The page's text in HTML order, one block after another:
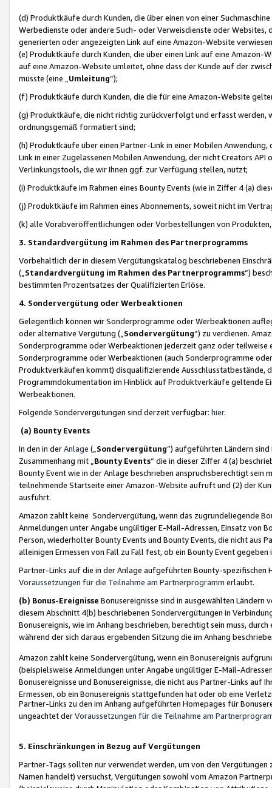
(d) Produktkäufe durch Kunden, die über einen von einer
Werbedienste oder andere Such- oder Verweisdienste oder Websites,
generierten oder angezeigten Link auf eine Amazon-Website
(e) Produktkäufe durch Kunden, die über einen Link auf eine
auf eine Amazon-Website umleitet, ohne dass der Kunde auf der
müsste (eine „ Umleitung“);
(f) Produktkäufe durch Kunden, die die für eine Amazon-Website
(g) Produktkäufe, die nicht richtig zurückverfolgt und erfasst werden,
ordnungsgemäß formatiert sind;
(h) Produktkäufe über einen Partner-Link in einer Mobilen
Link in einer Zugelassenen Mobilen Anwendung, der nicht Creators
Verlinkungstools, die wir Ihnen ggf. zur Verfügung stellen, nutzt;
(i) Produktkäufe im Rahmen eines Bounty Events (wie in Ziffer 4 (a)
(j) Produktkäufe im Rahmen eines Abonnements, soweit nicht im
(k) alle Vorabveröffentlichungen oder Vorbestellungen von
3. Standardvergütung im Rahmen des Partnerprogramms
Vorbehaltlich der in diesem Vergütungskatalog beschriebenen
(„ Standardvergütung im Rahmen des Partnerprogramms“)
bestimmten Prozentsatzes der Qualifizierten Erlöse.
4. Sondervergütung oder Werbeaktionen
Gelegentlich können wir Sonderprogramme oder Werbeaktionen
oder alternative Vergütung („ Sondervergütung”) zu verdienen.
Sonderprogramme oder Werbeaktionen jederzeit ganz oder
Sonderprogramme oder Werbeaktionen (auch Sonderprogramme
Produktverkäufen kommt) disqualifizierende Ausschlusstatbestände,
Programmdokumentation im Hinblick auf Produktverkäufe geltende
Werbeaktionen.
Folgende Sondervergütungen sind derzeit verfügbar: hier.
(a) Bounty Events
In den in derAnlage („ Sondervergütung“) aufgeführten Ländern
Zusammenhang mit „ Bounty Events“ die in dieser Ziffer 4 (a)
Bounty Event wie in der Anlage beschrieben anspruchsberechtigt sein
teilnehmende Startseite einer Amazon-Website aufruft und (2) der
ausführt.
Amazon zahlt keine Sondervergütung, wenn das zugrundeliegende
Anmeldungen unter Angabe ungültiger E-Mail-Adressen, Einsatz von
Person, wiederholter Bounty Events und Bounty Events, die nicht
alleinigen Ermessen von Fall zu Fall fest, ob ein Bounty Event
Partner-Links auf die in der Anlage aufgeführten Bounty-spezifischen
Voraussetzungen für die Teilnahme am Partnerprogramm erlaubt.
(b) Bonus-Ereignisse Bonusereignisse sind in ausgewählten Ländern
diesem Abschnitt 4(b) beschriebenen Sondervergütungen in
Bonusereignis, wie im Anhang beschrieben, berechtigt sein muss,
während der sich daraus ergebenden Sitzung die im Anhang
Amazon zahlt keine Sondervergütung, wenn ein Bonusereignis
(beispielsweise Anmeldungen unter Angabe ungültiger E-Mail-
Bonusereignisse und Bonusereignisse, die nicht aus Partner-Links auf
Ermessen, ob ein Bonusereignis stattgefunden hat oder ob eine
Partner-Links zu den im Anhang aufgeführten Homepages für
ungeachtet derVoraussetzungen für die Teilnahme am
5. Einschränkungen in Bezug auf Vergütungen
Partner-Tags sollten nur verwendet werden, um von den
Namen handelt) versuchst, Vergütungen sowohl vom Amazon